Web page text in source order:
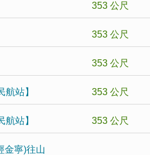
353 公尺
353 公尺
353 公尺
站】 353 公尺
站】 353 公尺
金寧)往山